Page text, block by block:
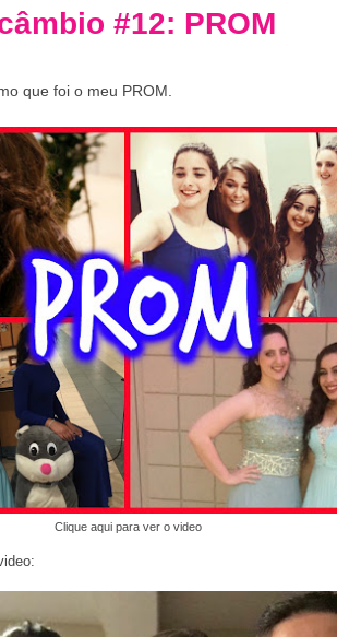
#12: PROM
que foi o meu PROM.
Clique aqui para ver o video